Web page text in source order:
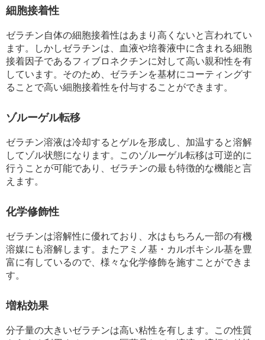
細胞接着性
ゼラチン自体の細胞接着性はあまり高くないと言われてい
ます。しかしゼラチンは、血液や培養液中に含まれる細胞
接着因子であるフィブロネクチンに対して高い親和性を有
しています。そのため、ゼラチンを基材にコーティングす
ることで高い細胞接着性を付与することができます。
ゾルーゲル転移
ゼラチン溶液は冷却するとゲルを形成し、加温すると溶解
してゾル状態になります。このゾルーゲル転移は可逆的に
行うことが可能であり、ゼラチンの最も特徴的な機能と言
えます。
化学修飾性
ゼラチンは溶解性に優れており、水はもちろん一部の有機
溶媒にも溶解します。またアミノ基・カルボキシル基を豊
富に有しているので、様々な化学修飾を施すことができま
す。
増粘効果
分子量の大きいゼラチンは高い粘性を有します。この性質